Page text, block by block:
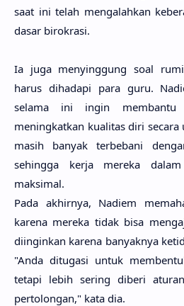
saat ini telah mengalahkan
dasar birokrasi.
Ia juga menyinggung soal
harus dihadapi para guru.
selama ini ingin membantu
meningkatkan kualitas diri
masih banyak terbebani
sehingga kerja mereka
maksimal.
Pada akhirnya, Nadiem
karena mereka tidak bisa
diinginkan karena banyaknya
"Anda ditugasi untuk
tetapi lebih sering diberi
pertolongan," kata dia.